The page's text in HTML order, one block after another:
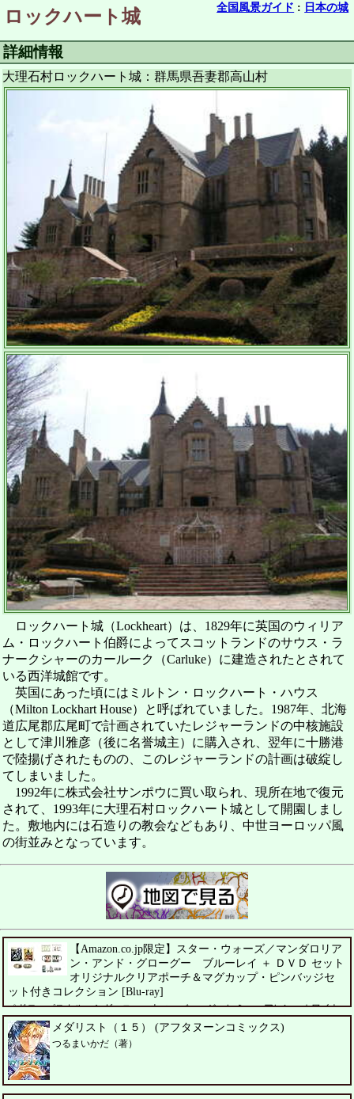
全国風景ガイド : 日本の城
ロックハート城
詳細情報
大理石村ロックハート城：群馬県吾妻郡高山村
ロックハート城（Lockheart）は、1829年に英国のウィリア
ム・ロックハート伯爵によってスコットランドのサウス・ラ
ナークシャーのカールーク（Carluke）に建造されたとされて
いる西洋城館です。
英国にあった頃にはミルトン・ロックハート・ハウス
（Milton Lockhart House）と呼ばれていました。1987年、北海
道広尾郡広尾町で計画されていたレジャーランドの中核施設
として津川雅彦（後に名誉城主）に購入され、翌年に十勝港
で陸揚げされたものの、このレジャーランドの計画は破綻し
てしまいました。
1992年に株式会社サンポウに買い取られ、現所在地で復元
されて、1993年に大理石村ロックハート城として開園しまし
た。敷地内には石造りの教会などもあり、中世ヨーロッパ風
の街並みとなっています。
【Amazon.co.jp限定】スター・ウォーズ／マンダロリア
ン・アンド・グローグー ブルーレイ ＋ ＤＶＤ セット
オリジナルクリアポーチ＆マグカップ・ピンバッジセ
ット付きコレクション [Blu-ray]
ペドロ・パスカル、シガーニー・ウィーバー、ジェレミー・アレン・ホワイト
メダリスト（１５） (アフタヌーンコミックス)
つるまいかだ（著）